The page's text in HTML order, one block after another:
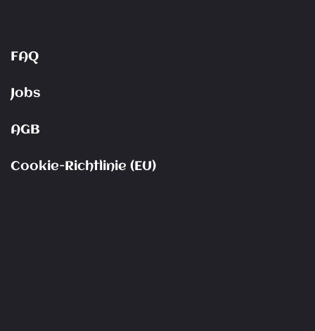
FAQ
Jobs
AGB
Cookie-Richtlinie (EU)